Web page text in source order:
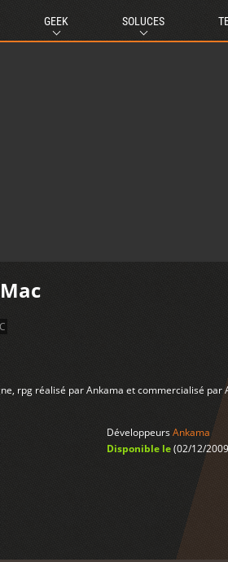
GEEK SOLUCES
rpg réalisé par Ankama et commercialisé par
DéveloppeursAnkama
Disponible le(02/12/